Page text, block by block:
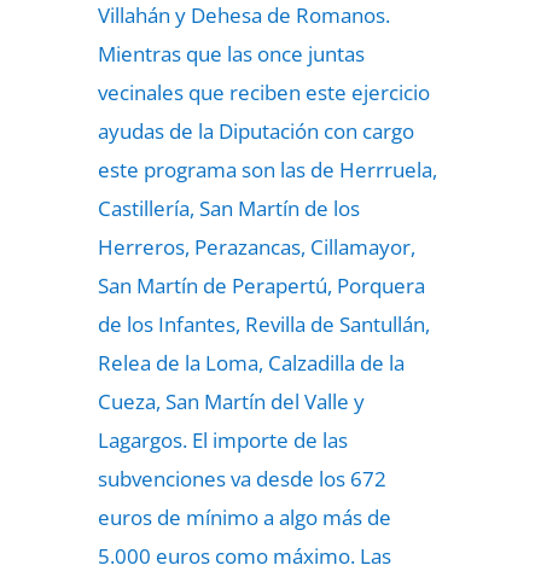
Villahán y Dehesa de Romanos.
Mientras que las once juntas
vecinales que reciben este ejercicio
ayudas de la Diputación con cargo
este programa son las de Herrruela,
Castillería, San Martín de los
Herreros, Perazancas, Cillamayor,
San Martín de Perapertú, Porquera
de los Infantes, Revilla de Santullán,
Relea de la Loma, Calzadilla de la
Cueza, San Martín del Valle y
Lagargos. El importe de las
subvenciones va desde los 672
euros de mínimo a algo más de
5.000 euros como máximo. Las